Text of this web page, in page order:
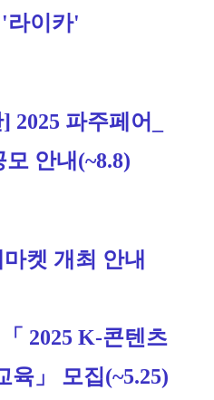
라이카'
파주페어_
안내 (~8.8)
켓 개최 안내
2025 K-콘텐츠
육」 모집(~5.25)